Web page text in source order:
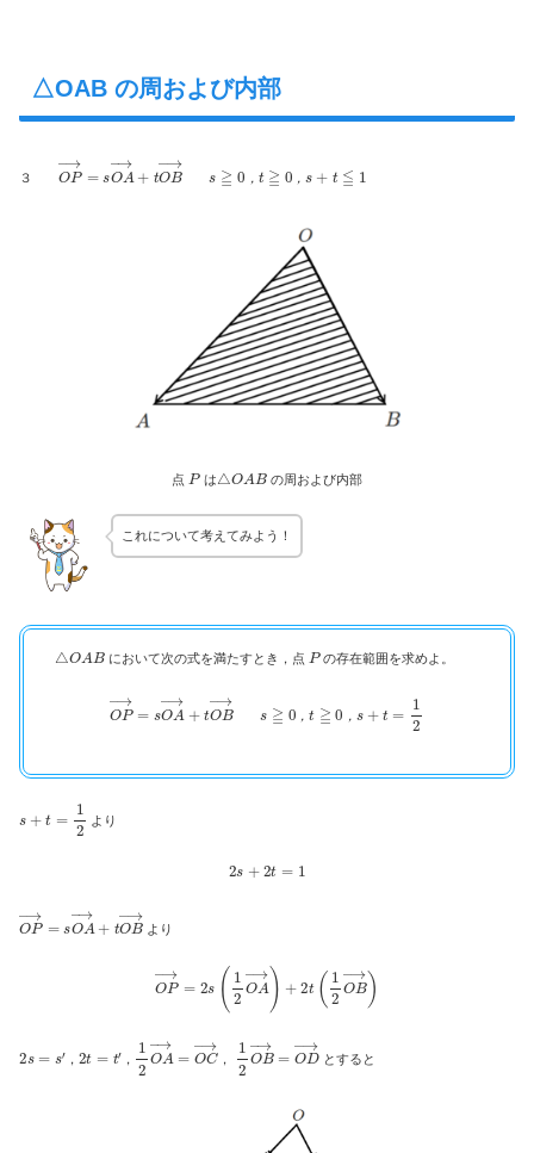
△OAB の周および内部
３ OP→ sOA → +tOB ≧0 ， ≧ 0，s 1
点 P は △ O A Bの周および内部
これについて考えてみよう！
△ O A Bにおいて次の式を満たすとき，点 Pの存在範囲を求めよ。
OP sOA +tO
B→
， ，
≧0 ， 0，s
= より
2 +2 t=
OP→ sOA → +tOB →
より
OP→ =2 (1 2 OA→ + 2t(1 2 O B→)
2 ， 2t ， 12OA =OC， 12OB→ =OD →
とすると